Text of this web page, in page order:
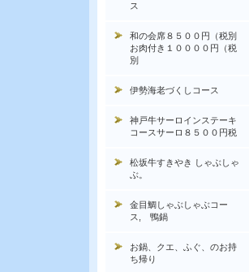
ス
和の会席８５００円（税別
お肉付き１００００円（税
別
伊勢海老づくしコース
神戸牛サーロインステーキ
コースサーロ８５００円税
松坂牛すきやき しゃぶしゃ
ぶ。
金目鯛しゃぶしゃぶコー
ス, 鴨鍋
お鍋、クエ、ふぐ、のお持
ち帰り